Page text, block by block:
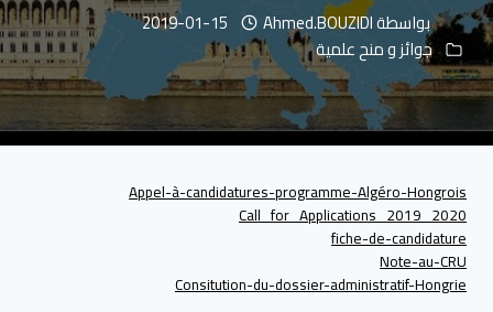
بواسطةAhmed.BOUZIDI
2019-01-15
جوائز و منح علمية
Appel-à-candidatures-programme-Algéro-Hongrois
Call_for_Applications_2019_2020
fiche-de-candidature
Note-au-CRU
Consitution-du-dossier-administratif-Hongrie